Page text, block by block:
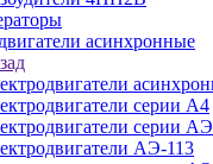
асинхронные
серии А4
серии
АЭ-113